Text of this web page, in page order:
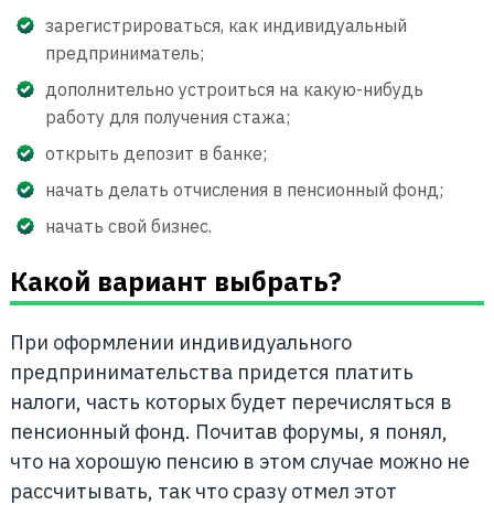
зарегистрироваться, как индивидуальный
предприниматель;
дополнительно устроиться на какую-нибудь
работу для получения стажа;
открыть депозит в банке;
начать делать отчисления в пенсионный фонд;
начать свой бизнес.
Какой вариант выбрать?
При оформлении индивидуального
предпринимательства придется платить
налоги, часть которых будет перечисляться в
пенсионный фонд. Почитав форумы, я понял,
что на хорошую пенсию в этом случае можно не
рассчитывать, так что сразу отмел этот